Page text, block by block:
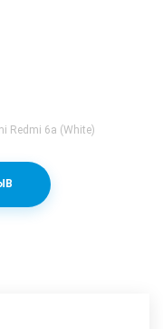
Redmi 6a (White)